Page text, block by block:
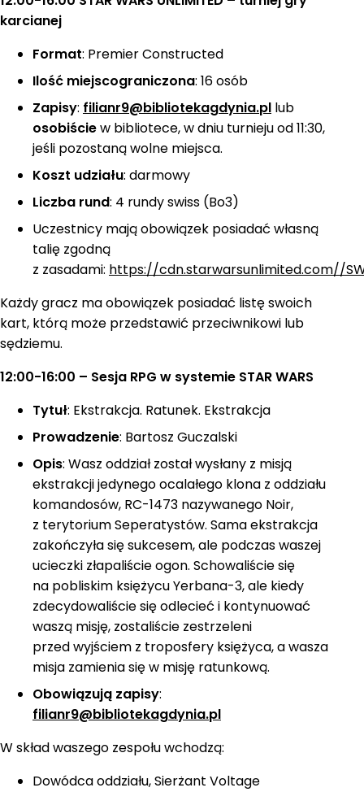
karcianej
Format: Premier Constructed
Ilość miejscograniczona: 16 osób
Zapisy: filianr9@bibliotekagdynia.pl lub
osobiściew bibliotece, w dniu turnieju od 11:30,
jeśli pozostaną wolne miejsca.
Koszt udziału: darmowy
Liczba rund: 4 rundy swiss (Bo3)
Uczestnicy mają obowiązek posiadać własną
talię zgodną
z zasadami: https://cdn.starwarsunlimited.com//
Każdy gracz ma obowiązek posiadać listę swoich
kart, którą może przedstawić przeciwnikowi lub
sędziemu.
12:00-16:00 – Sesja RPG w systemie STAR WARS
Tytuł: Ekstrakcja. Ratunek. Ekstrakcja
Prowadzenie: Bartosz Guczalski
Opis: Wasz oddział został wysłany z misją
ekstrakcji jedynego ocalałego klona z oddziału
komandosów, RC-1473 nazywanego Noir,
z terytorium Seperatystów. Sama ekstrakcja
zakończyła się sukcesem, ale podczas waszej
ucieczki złapaliście ogon. Schowaliście się
na pobliskim księżycu Yerbana-3, ale kiedy
zdecydowaliście się odlecieć i kontynuować
waszą misję, zostaliście zestrzeleni
przed wyjściem z troposfery księżyca, a wasza
misja zamienia się w misję ratunkową.
Obowiązują zapisy:
filianr9@bibliotekagdynia.pl
W skład waszego zespołu wchodzą:
Dowódca oddziału, Sierżant Voltage